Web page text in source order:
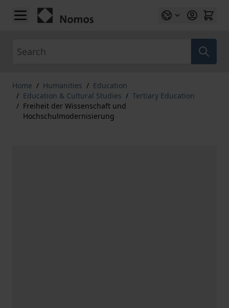
Skip to Content
Home / Humanities / Education
/ Education & Cultural Studies / Tertiary Education
/ Freiheit der Wissenschaft und
Hochschulmodernisierung